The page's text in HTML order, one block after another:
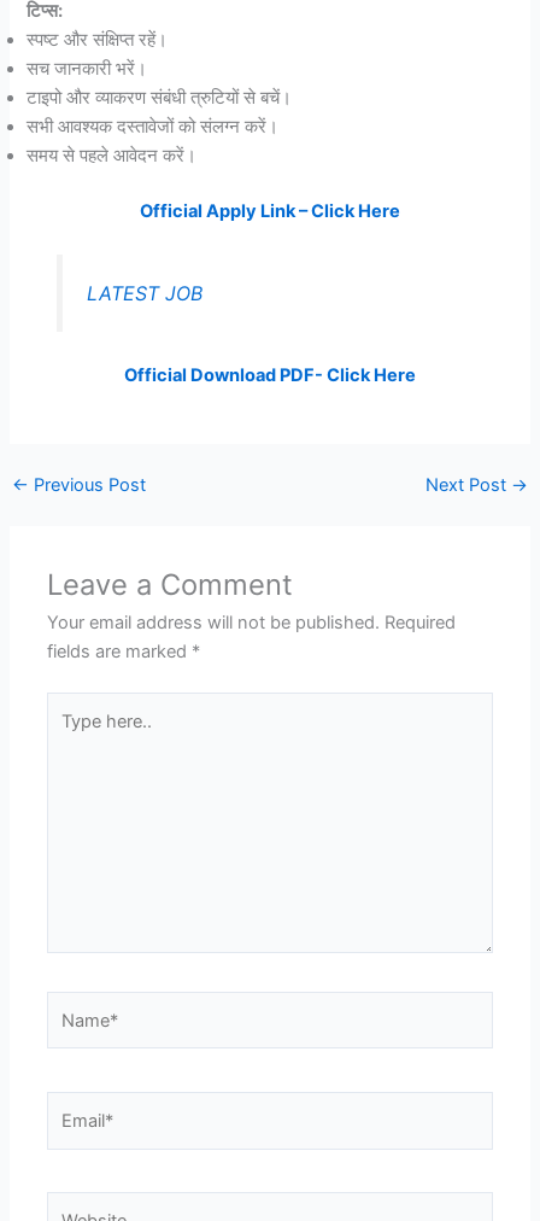
टिप्स:
स्पष्ट और संक्षिप्त रहें।
सच जानकारी भरें।
टाइपो और व्याकरण संबंधी त्रुटियों से बचें।
सभी आवश्यक दस्तावेजों को संलग्न करें।
समय से पहले आवेदन करें।
Official Apply Link – Click Here
LATEST JOB
Official Download PDF- Click Here
← Previous Post Next Post →
Leave a Comment
Your email address will not be published. Required
fields are marked *
here..